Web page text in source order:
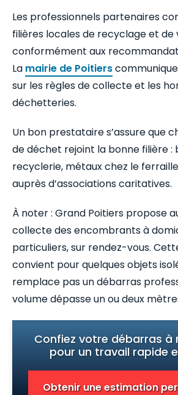
Les professionnels partenaires
filières locales de recyclage et de
conformément aux
La mairie de Poitiers
sur les règles de collecte et les
déchetteries.
Un bon prestataire s’assure que
de déchet rejoint la bonne filière :
recyclerie, métaux chez le
auprès d’associations caritatives.
À noter : Grand Poitiers propose
collecte des encombrants à
particuliers, sur rendez-vous.
convient pour quelques objets
remplace pas un débarras
volume dépasse un ou deux
Confiez votre débarras à
pour un travail rapide
Obtenir une estimation